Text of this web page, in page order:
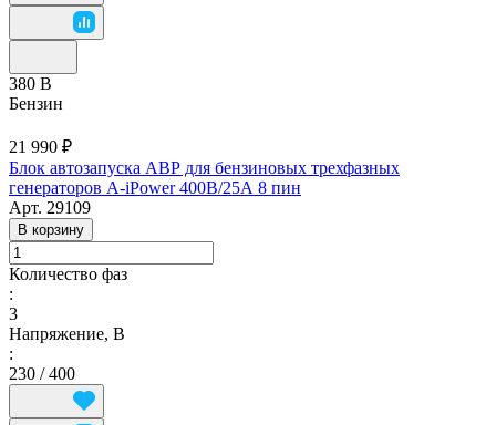
380 В
Бензин
21 990 ₽
Блок автозапуска АВР для бензиновых трехфазных
генераторов A-iPower 400В/25А 8 пин
Арт. 29109
В корзину
Количество фаз
:
3
Напряжение, В
:
230 / 400